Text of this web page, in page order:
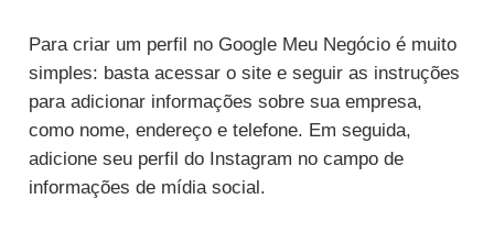
Para criar um perfil no Google Meu Negócio é muito
simples: basta acessar o site e seguir as instruções
para adicionar informações sobre sua empresa,
como nome, endereço e telefone. Em seguida,
adicione seu perfil do Instagram no campo de
informações de mídia social.